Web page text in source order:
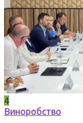
4
Виноробство